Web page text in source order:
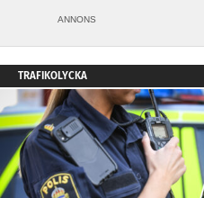
ANNONS
TRAFIKOLYCKA